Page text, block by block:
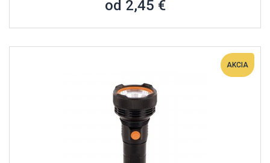
od 2,45 €
AKCIA